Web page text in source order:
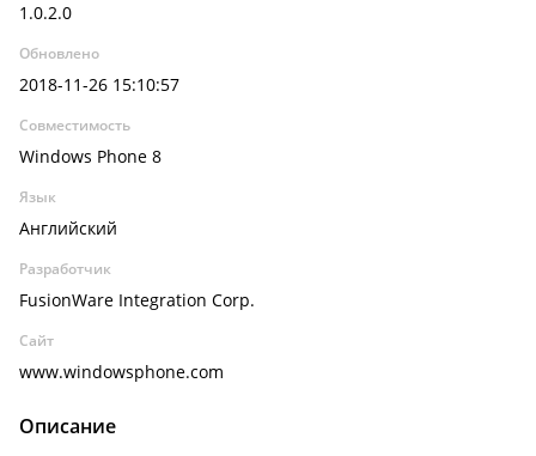
1.0.2.0
Обновлено
2018-11-26 15:10:57
Совместимость
Windows Phone 8
Язык
Английский
Разработчик
FusionWare Integration Corp.
Сайт
www.windowsphone.com
Описание